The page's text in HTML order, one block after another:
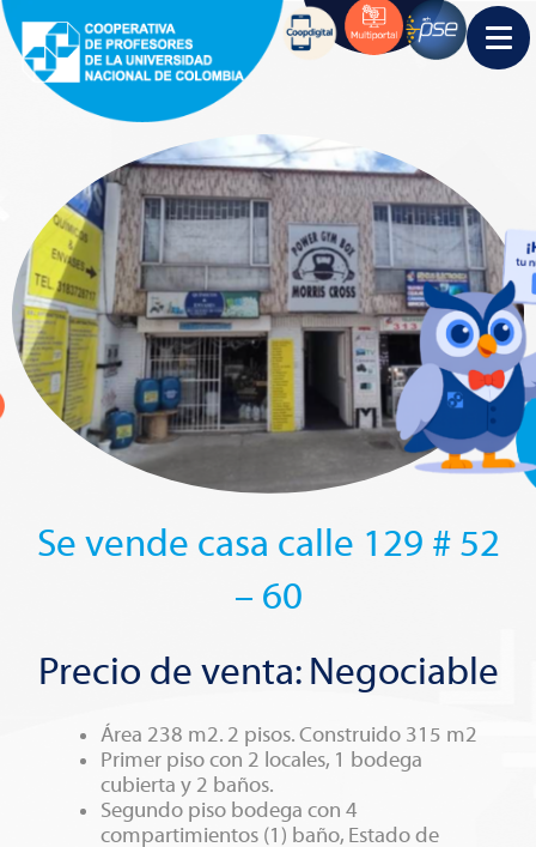
Se vende casa calle 129 # 52
– 60
Precio de venta: Negociable
Área 238 m2. 2 pisos. Construido 315 m2
Primer piso con 2 locales, 1 bodega
cubierta y 2 baños.
Segundo piso bodega con 4
compartimientos (1) baño, Estado de